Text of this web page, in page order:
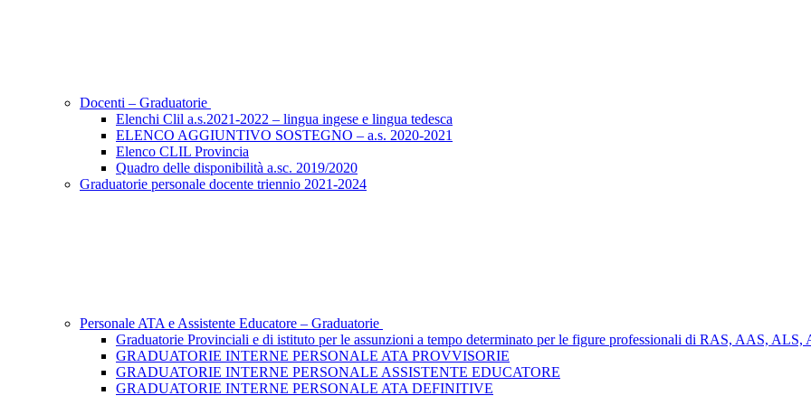
Docenti – Graduatorie
Elenchi Clil a.s.2021-2022 – lingua ingese e lingua tedesca
ELENCO AGGIUNTIVO SOSTEGNO – a.s. 2020-2021
Elenco CLIL Provincia
Quadro delle disponibilità a.sc. 2019/2020
Graduatorie personale docente triennio 2021-2024
Personale ATA e Assistente Educatore – Graduatorie
Graduatorie Provinciali e di istituto per le assunzioni a tempo determinato per le figure professionali di RAS, AAS, ALS,
GRADUATORIE INTERNE PERSONALE ATA PROVVISORIE
GRADUATORIE INTERNE PERSONALE ASSISTENTE EDUCATORE
GRADUATORIE INTERNE PERSONALE ATA DEFINITIVE